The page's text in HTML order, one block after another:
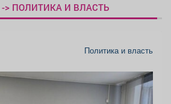
> ПОЛИТИКА И ВЛАСТЬ
Политика и власть